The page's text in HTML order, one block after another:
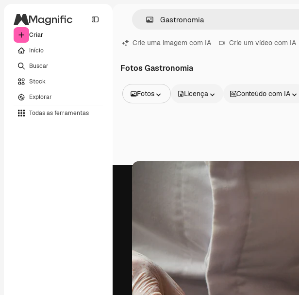
Criar
Início
Buscar
Stock
Explorar
Todas as ferramentas
Crie uma imagem com IA Crie um vídeo com IA
Fotos Gastronomia
Fotos
Vídeos
Licença Conteúdo com IA
A plataforma criativa para você direcionar
seu melhor trabalho. Mais de 1 milhão de
assinantes entre criativos, empresas,
agências e estúdios.
Português